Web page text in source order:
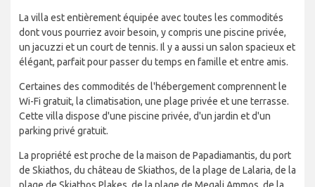
La villa est entièrement équipée avec toutes les commodités
dont vous pourriez avoir besoin, y compris une piscine privée,
un jacuzzi et un court de tennis. Il y a aussi un salon spacieux et
élégant, parfait pour passer du temps en famille et entre amis.
Certaines des commodités de l'hébergement comprennent le
Wi-Fi gratuit, la climatisation, une plage privée et une terrasse.
Cette villa dispose d'une piscine privée, d'un jardin et d'un
parking privé gratuit.
La propriété est proche de la maison de Papadiamantis, du port
de Skiathos, du château de Skiathos, de la plage de Lalaria, de la